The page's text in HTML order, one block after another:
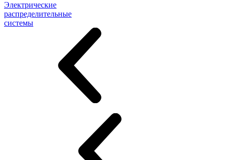
Электрические
распределительные
системы